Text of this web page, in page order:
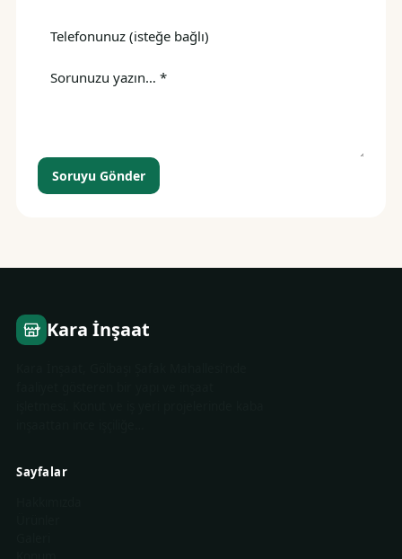
Soruyu Gönder
Kara İnşaat
Sayfalar